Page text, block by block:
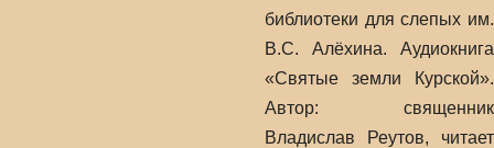
библиотеки для слепых им.
В.С. Алёхина. Аудиокнига
«Святые земли Курской».
Автор: священник
Владислав Реутов, читает